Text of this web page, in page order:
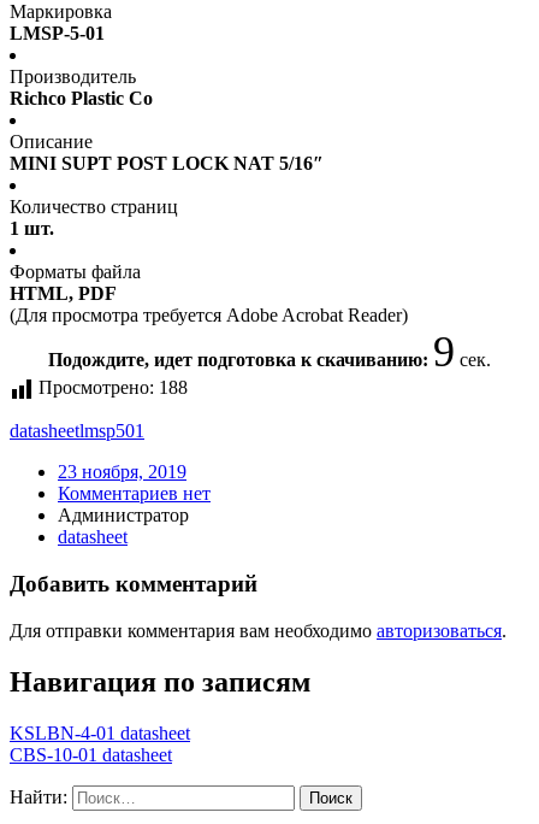
Маркировка
LMSP-5-01
Производитель
Richco Plastic Co
Описание
MINI SUPT POST LOCK NAT 5/16″
Количество страниц
1 шт.
Форматы файла
HTML, PDF
(Для просмотра требуется Adobe Acrobat Reader)
Подождите, идет подготовка к скачиванию: 9 сек.
Просмотрено: 188
datasheetlmsp501
23 ноября, 2019
Комментариев нет
Администратор
datasheet
Добавить комментарий
Для отправки комментария вам необходимо авторизоваться.
Навигация по записям
KSLBN-4-01 datasheet
CBS-10-01 datasheet
Найти: